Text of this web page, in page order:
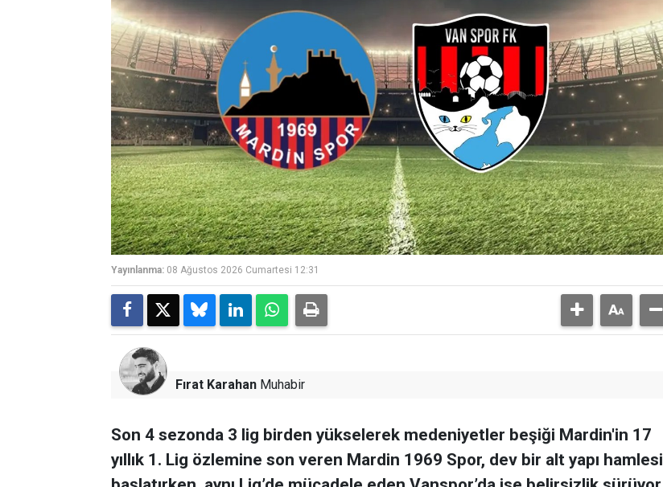
Yayınlanma: 08 Ağustos 2026 Cumartesi 12:31
Fırat Karahan Muhabir
Son 4 sezonda 3 lig birden yükselerek medeniyetler beşiği Mardin'in 17
yıllık 1. Lig özlemine son veren Mardin 1969 Spor, dev bir alt yapı hamlesi